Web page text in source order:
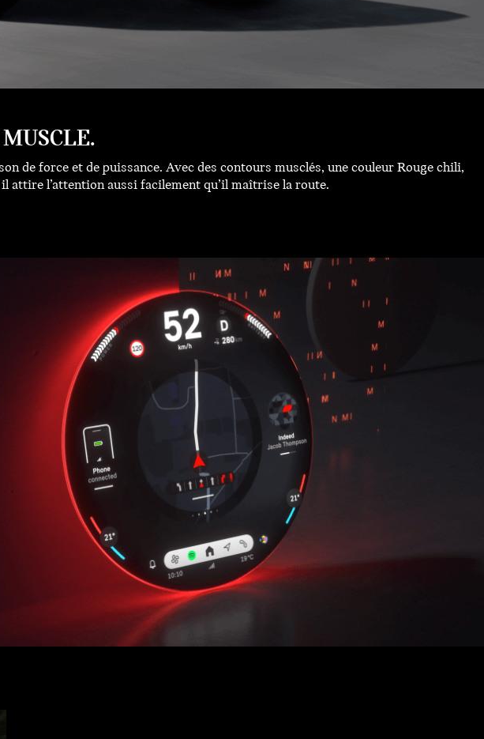
de force et de puissance. Avec des contours musclés, une couleur Rouge chili,
attire l’attention aussi facilement qu’il maîtrise la route.